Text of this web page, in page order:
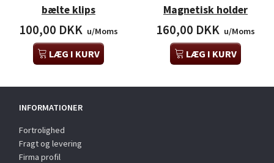
bælte klips
100,00 DKK u/Moms
LÆG I KURV
Magnetisk holder
160,00 DKK u/Moms
LÆG I KURV
INFORMATIONER
Fortrolighed
Fragt og levering
Firma profil